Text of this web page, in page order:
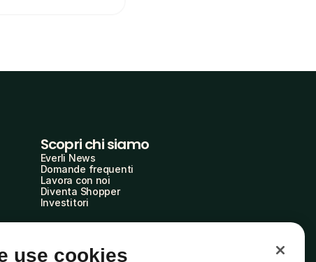
Scopri chi siamo
Everli News
Domande frequenti
Lavora con noi
Diventa Shopper
Investitori
use cookies